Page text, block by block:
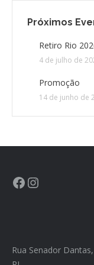
CONTRIBUIÇÕES
HISTÓRIA DE
Próximos
Retiro Rio
4 de julho de
Promoção
14 de junho de
Rua Senador